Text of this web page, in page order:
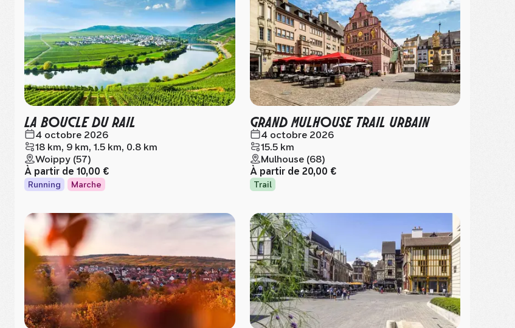
LA BOUCLE DU RAIL
4 octobre 2026
18 km, 9 km, 1.5 km, 0.8 km
Woippy (57)
À partir de 10,00 €
Running Marche
GRAND MULHOUSE TRAIL URBAIN
4 octobre 2026
15.5 km
Mulhouse (68)
À partir de 20,00 €
Trail